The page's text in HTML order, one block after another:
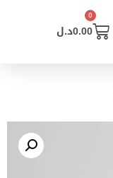
0.00د.ل
0